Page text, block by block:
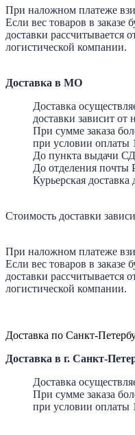
При наложном платеже
Если вес товаров в заказе
доставки рассчитывается
логистической компании.
Доставка в МО
Доставка
доставки зависит от
При сумме заказа
при условии оплаты
До пункта выдачи
До отделения почты
Курьерская
Стоимость доставки
При наложном платеже
Если вес товаров в заказе
доставки рассчитывается
логистической компании.
Доставка по Санкт-
Доставка в г. Санкт-
Доставка
При сумме заказа
при условии оплаты